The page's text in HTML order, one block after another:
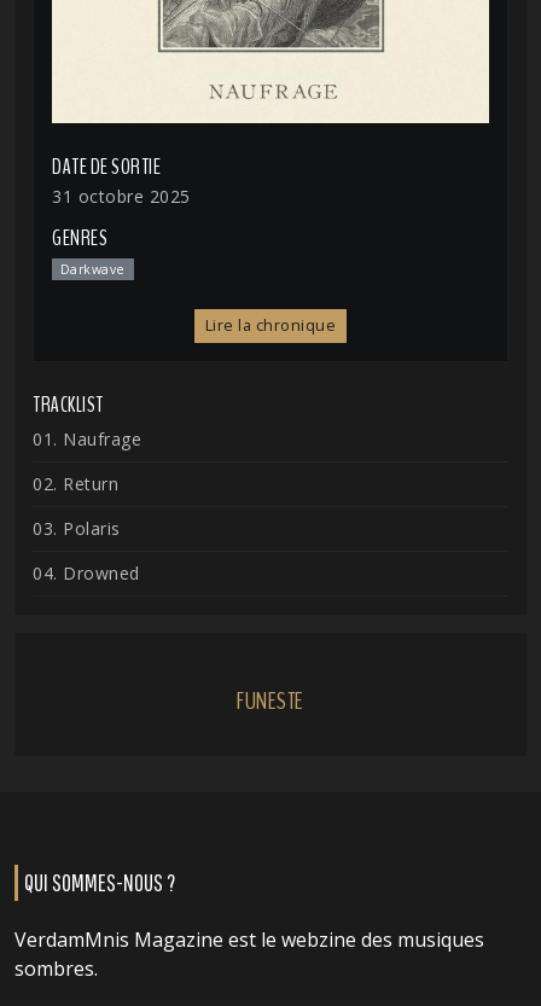
DATE DE SORTIE
31 octobre 2025
GENRES
Darkwave
Lire la chronique
TRACKLIST
01. Naufrage
02. Return
03. Polaris
04. Drowned
FUNESTE
QUI SOMMES-NOUS ?
VerdamMnis Magazine est le webzine des musiques
sombres.